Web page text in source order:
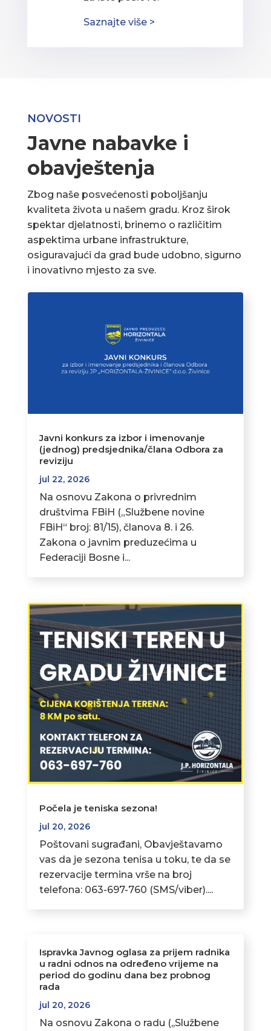
Saznajte više >
NOVOSTI
Javne nabavke i
obavještenja
Zbog naše posvećenosti poboljšanju
kvaliteta života u našem gradu. Kroz širok
spektar djelatnosti, brinemo o različitim
aspektima urbane infrastrukture,
osiguravajući da grad bude udobno, sigurno
i inovativno mjesto za sve.
Javni konkurs za izbor i imenovanje
(jednog) predsjednika/člana Odbora za
reviziju
jul 22, 2026
Na osnovu Zakona o privrednim
društvima FBiH („Službene novine
FBiH“ broj: 81/15), članova 8. i 26.
Zakona o javnim preduzećima u
Federaciji Bosne i...
Počela je teniska sezona!
jul 20, 2026
Poštovani sugrađani, Obavještavamo
vas da je sezona tenisa u toku, te da se
rezervacije termina vrše na broj
telefona: 063-697-760 (SMS/viber)....
Ispravka Javnog oglasa za prijem radnika
u radni odnos na određeno vrijeme na
period do godinu dana bez probnog
rada
jul 20, 2026
Na osnovu Zakona o radu (,,Službene